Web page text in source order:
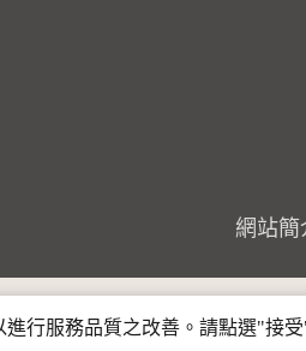
網站簡
行服務品質之改善。請點選"接